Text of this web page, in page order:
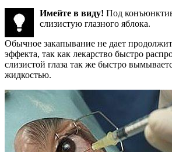
Имейте в виду! Под
слизистую глазного яблока.
Обычное закапывание не дает
эффекта, так как лекарство быстро
слизистой глаза так же быстро
жидкостью.